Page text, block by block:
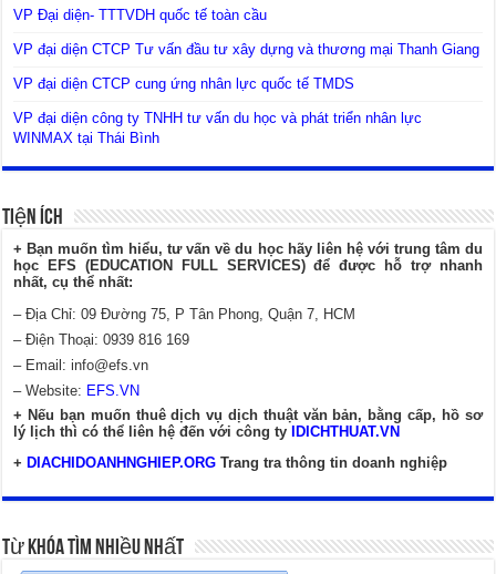
VP Đại diện- TTTVDH quốc tế toàn cầu
VP đại diện CTCP Tư vấn đầu tư xây dựng và thương mại Thanh Giang
VP đại diện CTCP cung ứng nhân lực quốc tế TMDS
VP đại diện công ty TNHH tư vấn du học và phát triển nhân lực
WINMAX tại Thái Bình
Tiện Ích
+ Bạn muốn tìm hiểu, tư vấn về du học hãy liên hệ với trung tâm du
học EFS (EDUCATION FULL SERVICES) để được hỗ trợ nhanh
nhất, cụ thể nhất:
– Địa Chỉ: 09 Đường 75, P Tân Phong, Quận 7, HCM
– Điện Thoại: 0939 816 169
– Email:info@efs.vn
– Website: EFS.VN
+ Nếu bạn muốn thuê dịch vụ dịch thuật văn bản, bằng cấp, hồ sơ
lý lịch thì có thể liên hệ đến với công ty
IDICHTHUAT.VN
+ DIACHIDOANHNGHIEP.ORG Trang tra thông tin doanh nghiệp
Từ Khóa Tìm Nhiều Nhất